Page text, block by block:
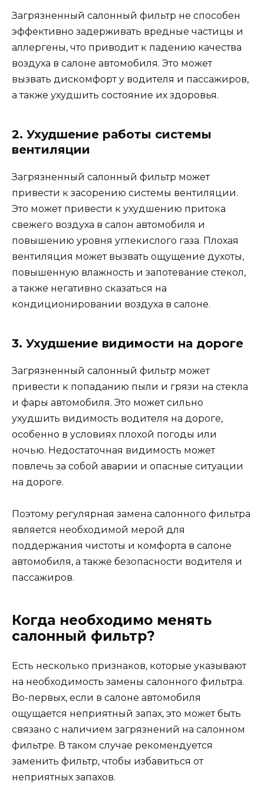
Загрязненный салонный фильтр не способен
эффективно задерживать вредные частицы и
аллергены, что приводит к падению качества
воздуха в салоне автомобиля. Это может
вызвать дискомфорт у водителя и пассажиров,
а также ухудшить состояние их здоровья.
2. Ухудшение работы системы
вентиляции
Загрязненный салонный фильтр может
привести к засорению системы вентиляции.
Это может привести к ухудшению притока
свежего воздуха в салон автомобиля и
повышению уровня углекислого газа. Плохая
вентиляция может вызвать ощущение духоты,
повышенную влажность и запотевание стекол,
а также негативно сказаться на
кондиционировании воздуха в салоне.
3. Ухудшение видимости на дороге
Загрязненный салонный фильтр может
привести к попаданию пыли и грязи на стекла
и фары автомобиля. Это может сильно
ухудшить видимость водителя на дороге,
особенно в условиях плохой погоды или
ночью. Недостаточная видимость может
повлечь за собой аварии и опасные ситуации
на дороге.
Поэтому регулярная замена салонного фильтра
является необходимой мерой для
поддержания чистоты и комфорта в салоне
автомобиля, а также безопасности водителя и
пассажиров.
Когда необходимо менять
салонный фильтр?
Есть несколько признаков, которые указывают
на необходимость замены салонного фильтра.
Во-первых, если в салоне автомобиля
ощущается неприятный запах, это может быть
связано с наличием загрязнений на салонном
фильтре. В таком случае рекомендуется
заменить фильтр, чтобы избавиться от
неприятных запахов.